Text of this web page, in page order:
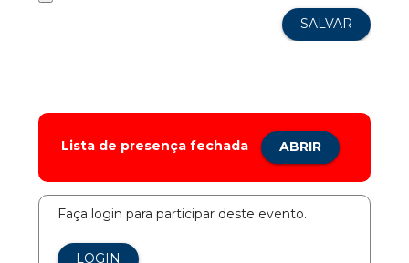
Lista de presença fechada ABRIR
Faça login para participar deste evento.
LOGIN